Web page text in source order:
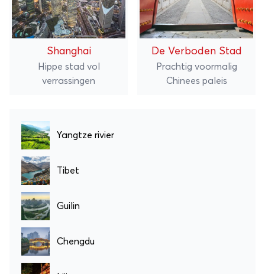
Shanghai
Hippe stad vol
verrassingen
De Verboden Stad
Prachtig voormalig
Chinees paleis
Yangtze rivier
Tibet
Guilin
Chengdu